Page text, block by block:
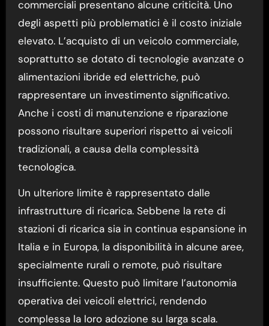
commerciali presentano alcune criticità. Uno
degli aspetti più problematici è il costo iniziale
elevato. L’acquisto di un veicolo commerciale,
soprattutto se dotato di tecnologie avanzate o
alimentazioni ibride ed elettriche, può
rappresentare un investimento significativo.
Anche i costi di manutenzione e riparazione
possono risultare superiori rispetto ai veicoli
tradizionali, a causa della complessità
tecnologica.
Un ulteriore limite è rappresentato dalle
infrastrutture di ricarica. Sebbene la rete di
stazioni di ricarica sia in continua espansione in
Italia e in Europa, la disponibilità in alcune aree,
specialmente rurali o remote, può risultare
insufficiente. Questo può limitare l’autonomia
operativa dei veicoli elettrici, rendendo
complessa la loro adozione su larga scala.